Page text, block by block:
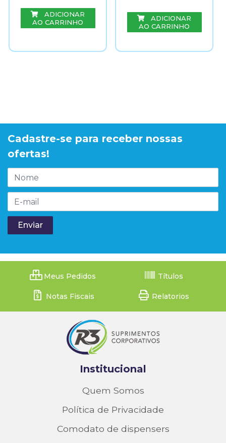
ADICIONAR
AO CARRINHO
ADICIONAR
AO CARRINHO
Cadastre-se para receber nossas
ofertas!
Meus Pedidos Títulos
Notas Fiscais Relatorios
Institucional
Quem Somos
Política de Privacidade
Comodato de dispensers